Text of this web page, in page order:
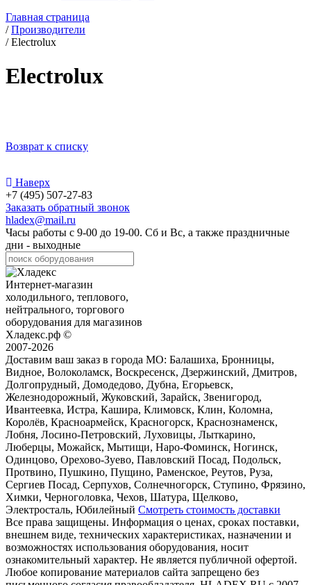
Главная страница
/Производители
/Electrolux
Electrolux
Возврат к списку
Наверх
+7 (495) 507-27-83
Заказать обратный звонок
hladex@mail.ru
Часы работы с 9-00 до 19-00. Сб и Вс, а также праздничные
дни - выходные
Интернет-магазин
холодильного, теплового,
нейтрального, торгового
оборудования для магазинов
Хладекс.рф ©
2007-2026
Доставим ваш заказ в города МО: Балашиха, Бронницы,
Видное, Волоколамск, Воскресенск, Дзержинский, Дмитров,
Долгопрудный, Домодедово, Дубна, Егорьевск,
Железнодорожный, Жуковский, Зарайск, Звенигород,
Ивантеевка, Истра, Кашира, Климовск, Клин, Коломна,
Королёв, Красноармейск, Красногорск, Краснознаменск,
Лобня, Лосино-Петровский, Луховицы, Лыткарино,
Люберцы, Можайск, Мытищи, Наро-Фоминск, Ногинск,
Одинцово, Орехово-Зуево, Павловский Посад, Подольск,
Протвино, Пушкино, Пущино, Раменское, Реутов, Руза,
Сергиев Посад, Серпухов, Солнечногорск, Ступино, Фрязино,
Химки, Черноголовка, Чехов, Шатура, Щелково,
Электросталь, Юбилейный Смотреть стоимость доставки
Все права защищены. Информация о ценах, сроках поставки,
внешнем виде, технических характеристиках, назначении и
возможностях использования оборудования, носит
ознакомительный характер. Не является публичной офертой.
Любое копирование материалов сайта запрещено без